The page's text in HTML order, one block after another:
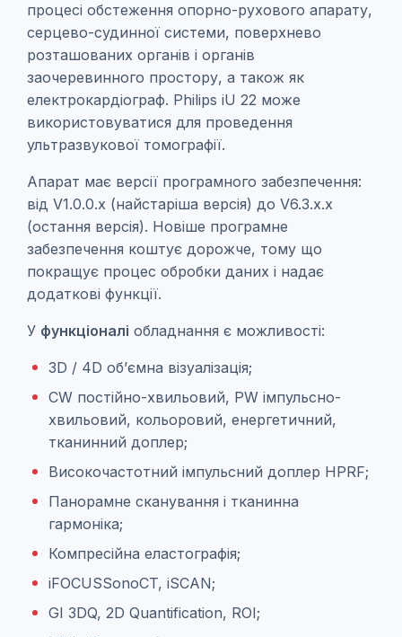
процесі обстеження опорно-рухового апарату,
серцево-судинної системи, поверхнево
розташованих органів і органів
заочеревинного простору, а також як
електрокардіограф. Philips iU 22 може
використовуватися для проведення
ультразвукової томографії.
Апарат має версії програмного забезпечення:
від V1.0.0.x (найстаріша версія) до V6.3.x.x
(остання версія). Новіше програмне
забезпечення коштує дорожче, тому що
покращує процес обробки даних і надає
додаткові функції.
У функціоналі обладнання є можливості:
3D / 4D об’ємна візуалізація;
CW постійно-хвильовий, PW імпульсно-
хвильовий, кольоровий, енергетичний,
тканинний доплер;
Високочастотний імпульсний доплер HPRF;
Панорамне сканування і тканинна
гармоніка;
Компресійна еластографія;
iFOCUSSonoCT, iSCAN;
GI 3DQ, 2D Quantification, ROI;